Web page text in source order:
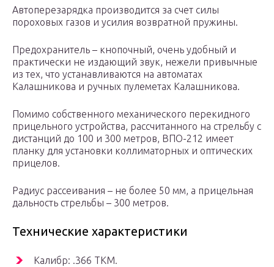
Автоперезарядка производится за счет силы
пороховых газов и усилия возвратной пружины.
Предохранитель – кнопочный, очень удобный и
практически не издающий звук, нежели привычные
из тех, что устанавливаются на автоматах
Калашникова и ручных пулеметах Калашникова.
Помимо собственного механического перекидного
прицельного устройства, рассчитанного на стрельбу с
дистанций до 100 и 300 метров, ВПО-212 имеет
планку для установки коллиматорных и оптических
прицелов.
Радиус рассеивания – не более 50 мм, а прицельная
дальность стрельбы – 300 метров.
Технические характеристики
Калибр: .366 ТКМ.